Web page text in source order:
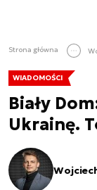
Strona główna
WIADOMOŚCI
Biały
Ukrainę.